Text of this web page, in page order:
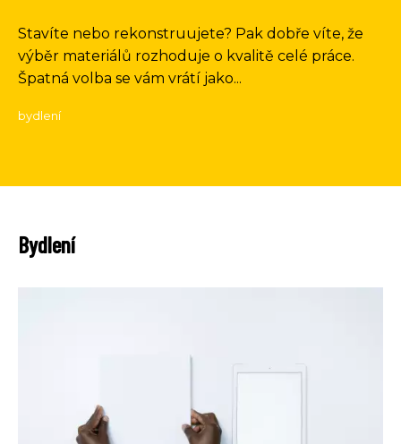
Stavíte nebo rekonstruujete? Pak dobře víte, že
výběr materiálů rozhoduje o kvalitě celé práce.
Špatná volba se vám vrátí jako...
bydlení
Bydlení